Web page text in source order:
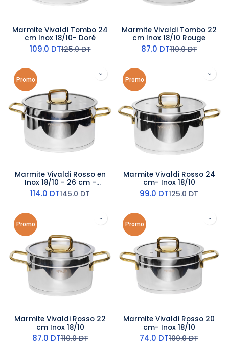
Marmite Vivaldi Tombo 24
cm Inox 18/10- Doré
109.0 DT125.0DT
Marmite Vivaldi Tombo 22
cm Inox 18/10 Rouge
87.0 DT110.0DT
Promo
Marmite Vivaldi Rosso en
Inox 18/10 - 26 cm -
Argent
114.0 DT145.0DT
Promo
Marmite Vivaldi Rosso 24
cm- Inox 18/10
99.0 DT125.0DT
Promo
Marmite Vivaldi Rosso 22
cm Inox 18/10
87.0 DT110.0DT
Promo
Marmite Vivaldi Rosso 20
cm- Inox 18/10
74.0 DT100.0DT